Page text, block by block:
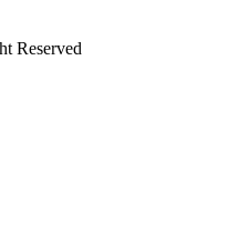
Reserved